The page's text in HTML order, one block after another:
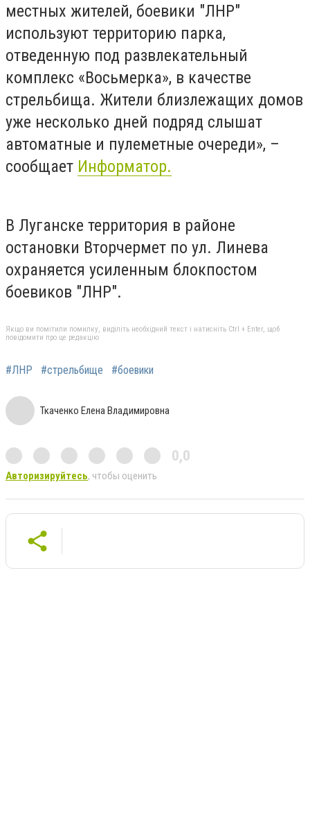
местных жителей, боевики "ЛНР"
используют территорию парка,
отведенную под развлекательный
комплекс «Восьмерка», в качестве
стрельбища. Жители близлежащих домов
уже несколько дней подряд слышат
автоматные и пулеметные очереди», –
сообщает Информатор.
В Луганске территория в районе
остановки Вторчермет по ул. Линева
охраняется усиленным блокпостом
боевиков "ЛНР".
Якщо ви помітили помилку, виділіть необхідний текст і натисніть Ctrl + Enter, щоб
повідомити про це редакцію
#ЛНР #стрельбище #боевики
Ткаченко Елена Владимировна
0,0
Авторизируйтесь, чтобы оценить